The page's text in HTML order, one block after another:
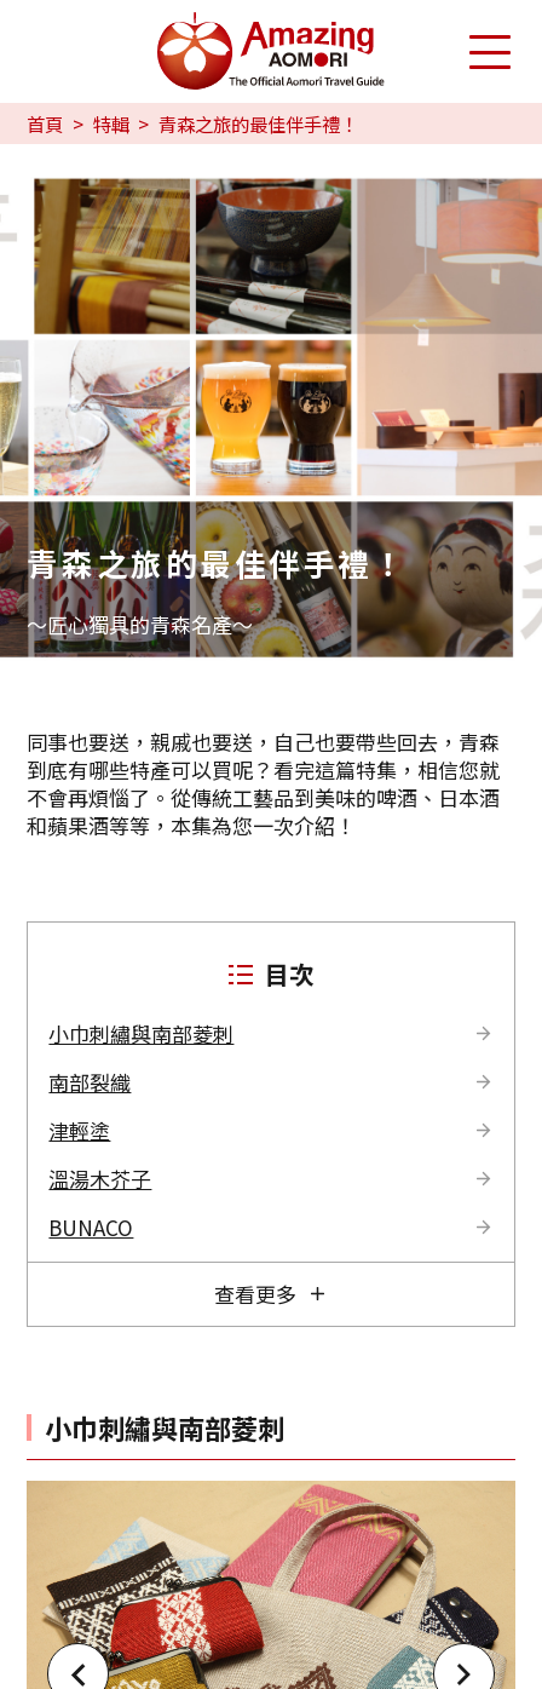
首頁 特輯 青森之旅的最佳伴手禮！
青森之旅的最佳伴手禮！
～匠心獨具的青森名產～
同事也要送，親戚也要送，自己也要帶些回去，青森
到底有哪些特產可以買呢？看完這篇特集，相信您就
不會再煩惱了。從傳統工藝品到美味的啤酒、日本酒
和蘋果酒等等，本集為您一次介紹！
目次
小巾刺繡與南部菱刺
南部裂織
津輕塗
溫湯木芥子
BUNACO
查看更多
小巾刺繡與南部菱刺